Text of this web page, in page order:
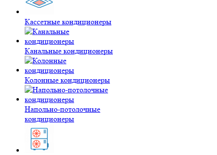
Кассетные кондиционеры
Канальные кондиционеры
Колонные кондиционеры
Напольно-потолочные
кондиционеры